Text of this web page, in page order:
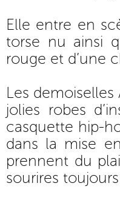
Elle entre en
torse nu ainsi
rouge et d’une
Les
jolies robes
casquette hip-
dans la mise
prennent du
sourires